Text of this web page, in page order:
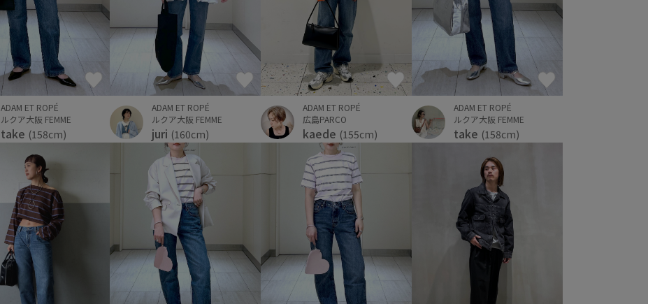
ADAM ET ROPÉ
ルクア大阪 FEMME
take (158cm)
ADAM ET ROPÉ
ルクア大阪 FEMME
juri (160cm)
ADAM ET ROPÉ
広島PARCO
kaede (155cm)
ADAM ET ROPÉ
ルクア大阪 FEMME
take (158cm)